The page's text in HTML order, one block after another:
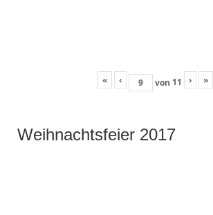
« ‹ von 11 › »
Weihnachtsfeier 2017